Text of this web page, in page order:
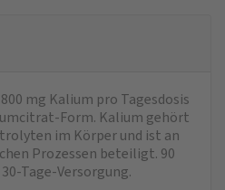
mg Kalium pro Tagesdosis
Form. Kalium gehört
im Körper und ist an
Prozessen beteiligt. 90
Tage-Versorgung.